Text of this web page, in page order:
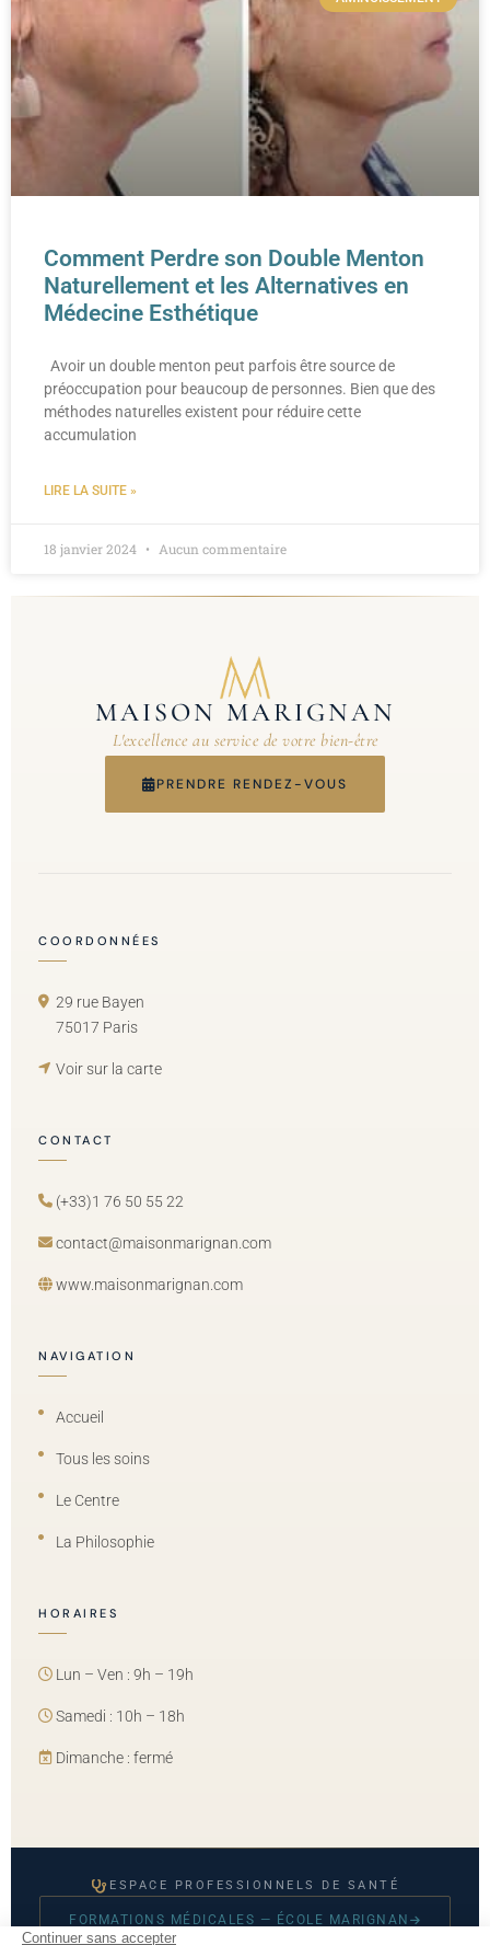
Comment Perdre son Double Menton
Naturellement et les Alternatives en
Médecine Esthétique
Avoir un double menton peut parfois être source de
préoccupation pour beaucoup de personnes. Bien que des
méthodes naturelles existent pour réduire cette
accumulation
LIRE LA SUITE »
18 janvier 2024 Aucun commentaire
MAISON MARIGNAN
L'excellence au service de votre bien-être
PRENDRE RENDEZ-VOUS
COORDONNÉES
29 rue Bayen
75017 Paris
Voir sur la carte
CONTACT
(+33)1 76 50 55 22
contact@maisonmarignan.com
www.maisonmarignan.com
NAVIGATION
Accueil
Tous les soins
Le Centre
La Philosophie
HORAIRES
Lun – Ven : 9h – 19h
Samedi : 10h – 18h
Dimanche : fermé
ESPACE PROFESSIONNELS DE SANTÉ
FORMATIONS MÉDICALES — ÉCOLE MARIGNAN